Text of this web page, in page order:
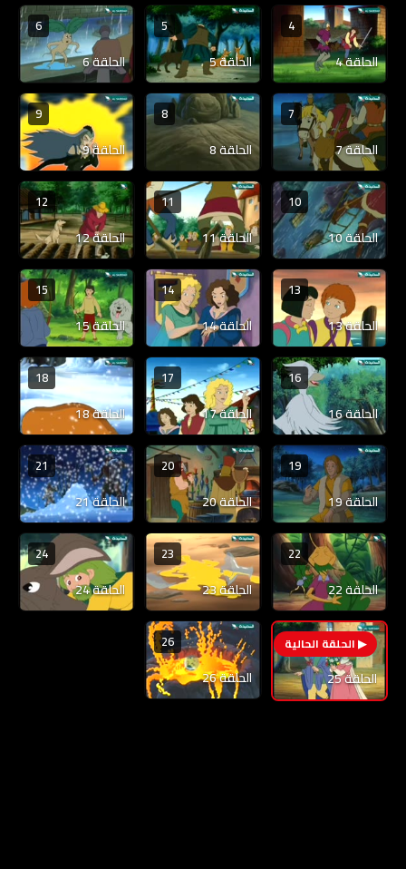
4
الحلقة 4
5
الحلقة 5
6
الحلقة 6
7
الحلقة 7
8
الحلقة 8
9
الحلقة 9
10
الحلقة 10
11
الحلقة 11
12
الحلقة 12
13
الحلقة 13
14
الحلقة 14
15
الحلقة 15
16
الحلقة 16
17
الحلقة 17
18
الحلقة 18
19
الحلقة 19
20
الحلقة 20
21
الحلقة 21
22
الحلقة 22
23
الحلقة 23
24
الحلقة 24
25
الحلقة 25
26
الحلقة 26